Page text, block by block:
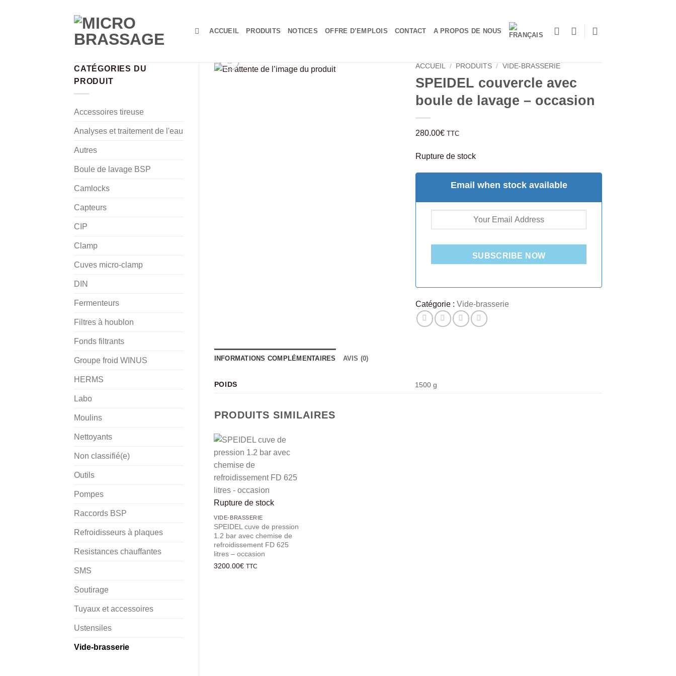
ACCUEIL PRODUITS NOTICES OFFRE D’EMPLOIS CONTACT A PROPOS DE NOUS
CATÉGORIES DU
PRODUIT
Accessoires tireuse
Analyses et traitement de l'eau
Autres
Boule de lavage BSP
Camlocks
Capteurs
CIP
Clamp
Cuves micro-clamp
DIN
Fermenteurs
Filtres à houblon
Fonds filtrants
Groupe froid WINUS
HERMS
Labo
Moulins
Nettoyants
Non classifié(e)
Outils
Pompes
Raccords BSP
Refroidisseurs à plaques
Resistances chauffantes
SMS
Soutirage
Tuyaux et accessoires
Ustensiles
Vide-brasserie
ACCUEIL / PRODUITS / VIDE-BRASSERIE
SPEIDEL couvercle avec
boule de lavage – occasion
280.00€ TTC
Rupture de stock
Email when stock available
SUBSCRIBE NOW
Catégorie :Vide-brasserie
INFORMATIONS COMPLÉMENTAIRES AVIS (0)
POIDS 1500 g
PRODUITS SIMILAIRES
Rupture de stock
VIDE-BRASSERIE
SPEIDEL cuve de pression
1.2 bar avec chemise de
refroidissement FD 625
litres – occasion
3200.00€ TTC